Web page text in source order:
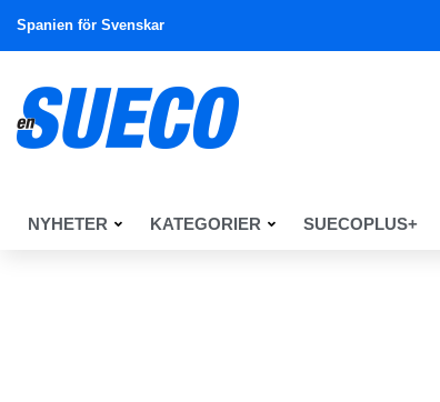
Spanien för Svenskar
NYHETER KATEGORIER SUECOPLUS+